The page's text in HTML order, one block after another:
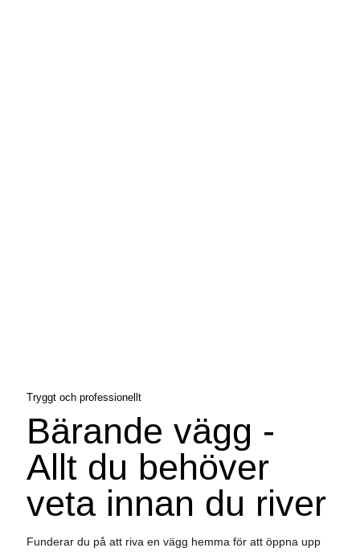
Tryggt och professionellt
Bärande vägg -
Allt du behöver
veta innan du river
Funderar du på att riva en vägg hemma för att öppna upp